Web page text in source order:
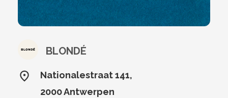
BLONDÉ
Nationalestraat 141,
2000 Antwerpen